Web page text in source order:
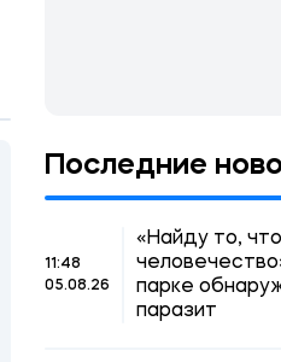
Последние
11:48
05.08.26
«Найду то,
парке
паразит